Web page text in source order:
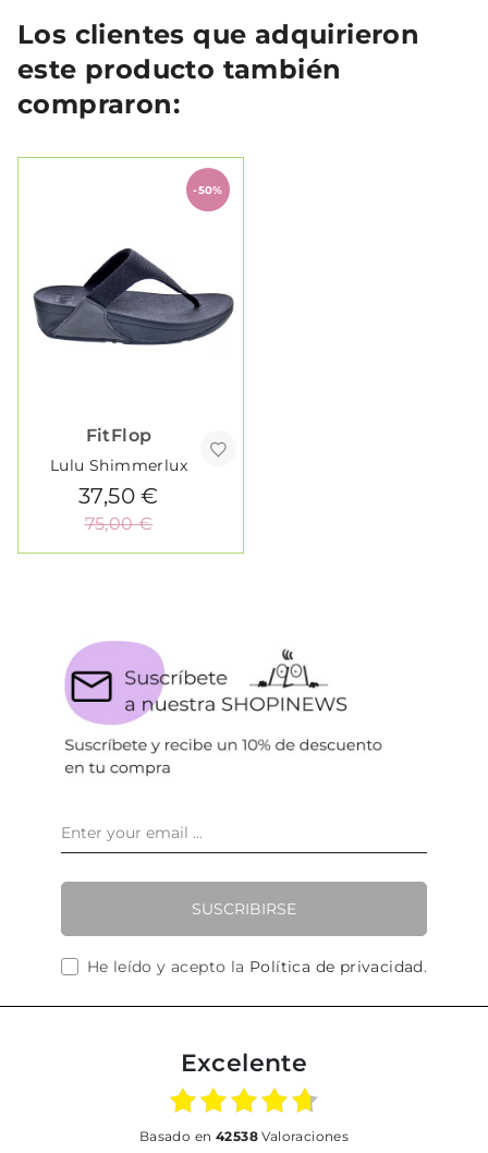
Los clientes que adquirieron
este producto también
compraron:
-50%
FitFlop
Lulu Shimmerlux
37,50 €
75,00 €
SUSCRIBIRSE
He leído y acepto la Política de privacidad.
Excelente
basado en 42538Valoraciones